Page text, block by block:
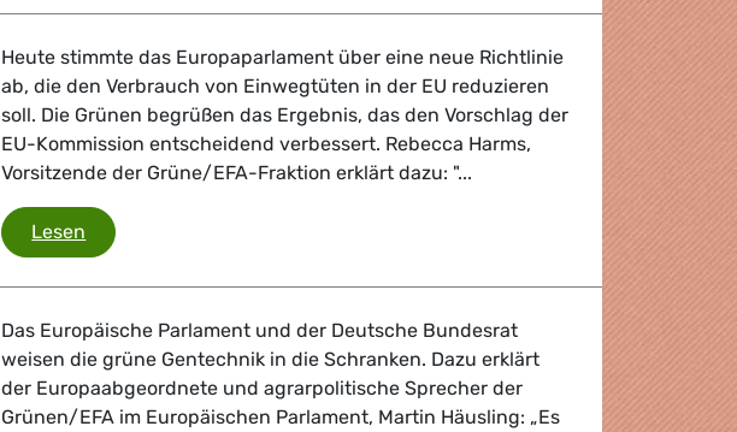
Heute stimmte das Europaparlament über eine neue Richtlinie
ab, die den Verbrauch von Einwegtüten in der EU reduzieren
soll. Die Grünen begrüßen das Ergebnis, das den Vorschlag der
EU-Kommission entscheidend verbessert. Rebecca Harms,
Vorsitzende der Grüne/EFA-Fraktion erklärt dazu: "...
Lesen Plastiktüten
Das Europäische Parlament und der Deutsche Bundesrat
weisen die grüne Gentechnik in die Schranken. Dazu erklärt
der Europaabgeordnete und agrarpolitische Sprecher der
Grünen/EFA im Europäischen Parlament, Martin Häusling: „Es